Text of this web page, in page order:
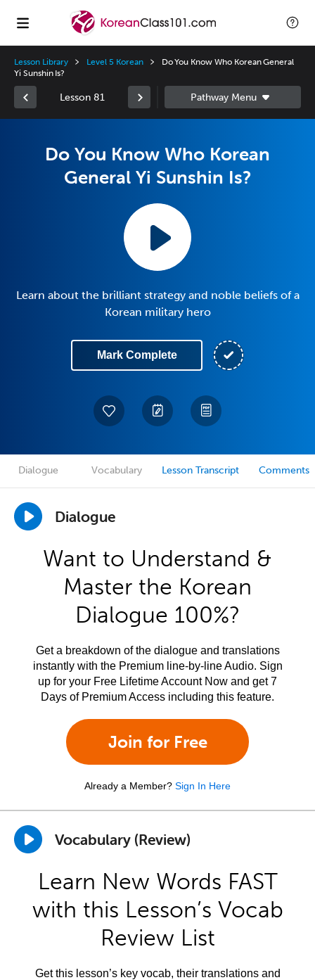
Lesson Library Level 5 Korean
Do You Know Who Korean General
Yi Sunshin Is?
Lesson 81
Do You Know Who Korean
General Yi Sunshin Is?
Learn about the brilliant strategy and noble beliefs of a
Korean military hero
Mark Complete
Dialogue Vocabulary Lesson Transcript Comments
Dialogue
Want to Understand &
Master the Korean
Dialogue 100%?
Get a breakdown of the dialogue and translations
instantly with the Premium line-by-line Audio. Sign
up for your Free Lifetime Account Now and get 7
Days of Premium Access including this feature.
Join for Free
Already a Member? Sign In Here
Vocabulary (Review)
Learn New Words FAST
with this Lesson’s Vocab
Review List
Get this lesson’s key vocab, their translations and